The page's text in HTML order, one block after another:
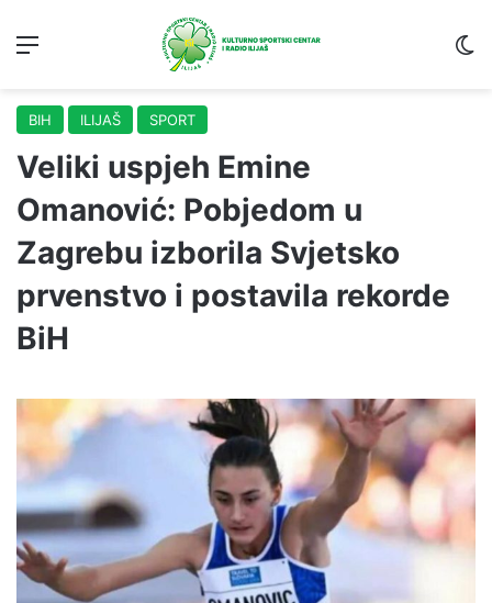
BIH ILIJAŠ SPORT
Veliki uspjeh Emine
Omanović: Pobjedom u
Zagrebu izborila Svjetsko
prvenstvo i postavila rekorde
BiH